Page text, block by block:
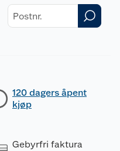
120 dagers åpent
kjøp
Gebyrfri faktura